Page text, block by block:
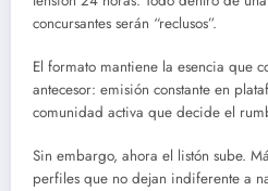
concursantes serán “reclusos”.
El formato mantiene la esencia que
antecesor: emisión constante en
comunidad activa que decide el
Sin embargo, ahora el listón sube.
perfiles que no dejan indiferente a